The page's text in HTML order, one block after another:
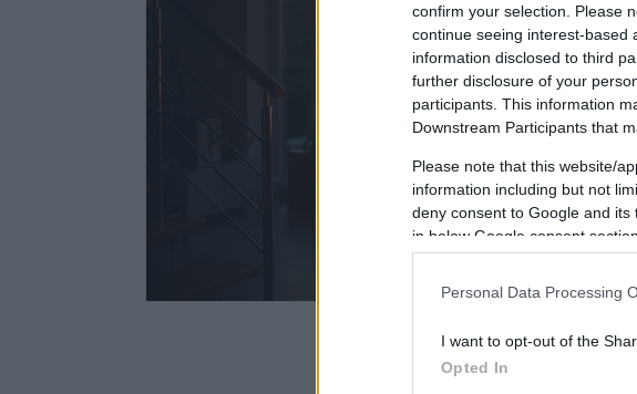
confirm your selection. Please
continue seeing interest-based
information disclosed to third
further disclosure of your
participants. This information
Downstream Participants that
Please note that this website/
information including but not
deny consent to Google and
in below Google consent section.
Personal Data Processing
I want to opt-out of the
Opted In